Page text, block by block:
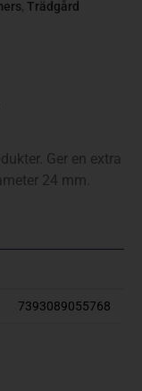
, Trädgård
Ger en extra
24 mm.
7393089055768